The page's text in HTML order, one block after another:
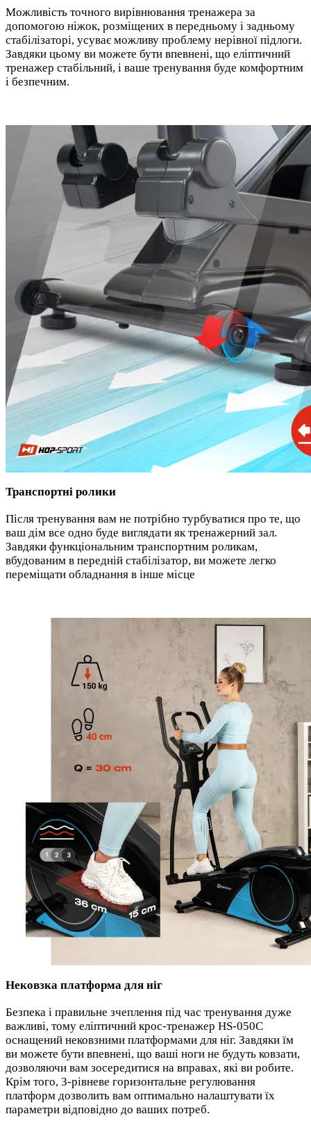
Можливість точного вирівнювання тренажера за
допомогою ніжок, розміщених в передньому і задньому
стабілізаторі, усуває можливу проблему нерівної підлоги.
Завдяки цьому ви можете бути впевнені, що еліптичний
тренажер стабільний, і ваше тренування буде комфортним
і безпечним.
Транспортні ролики
Після тренування вам не потрібно турбуватися про те, що
ваш дім все одно буде виглядати як тренажерний зал.
Завдяки функціональним транспортним роликам,
вбудованим в передній стабілізатор, ви можете легко
переміщати обладнання в інше місце
Нековзка платформа для ніг
Безпека і правильне зчеплення під час тренування дуже
важливі, тому еліптичний крос-тренажер HS-050C
оснащений нековзними платформами для ніг. Завдяки їм
ви можете бути впевнені, що ваші ноги не будуть ковзати,
дозволяючи вам зосередитися на вправах, які ви робите.
Крім того, 3-рівневе горизонтальне регулювання
платформ дозволить вам оптимально налаштувати їх
параметри відповідно до ваших потреб.